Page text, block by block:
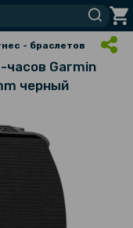
- браслетов
часов Garmin
черный